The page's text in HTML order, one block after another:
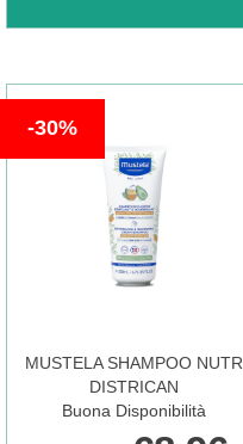
CARRELLO
MUSTELA SHAMPOO NUTR
DISTRICAN
Buona Disponibilità
30%